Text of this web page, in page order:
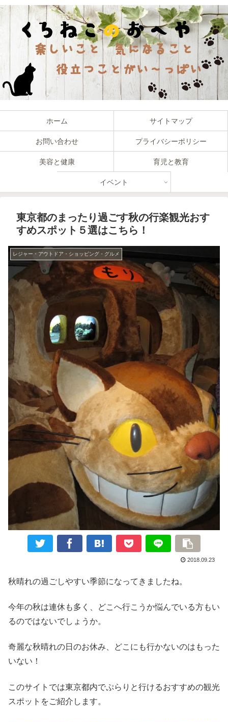
ホーム サイトマップ
お問い合わせ プライバシーポリシー
美容と健康 育児と教育
イベント
東京都のまったり過ごす秋の行楽観光おす
すめスポット５選はこちら！
レジャー・アウトドア・ショッピング・グルメ
2018.09.23
秋晴れの過ごしやすい季節になってきましたね。
今年の秋は連休も多く、どこへ行こうか悩んでいる方もい
るのではないでしょうか。
奇麗な秋晴れの日のお休み、どこにも行かないのはもった
いない！
このサイトでは東京都内でぷらりと行けるおすすめの観光
スポットをご紹介します。